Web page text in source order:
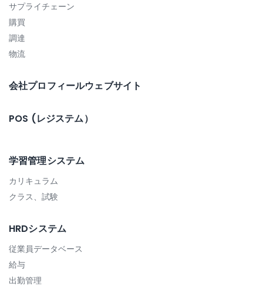
サプライチェーン
購買
調達
物流
会社プロフィールウェブサイト
POS (レジステム）
学習管理システム
カリキュラム
クラス、試験
HRDシステム
従業員データベース
給与
出勤管理